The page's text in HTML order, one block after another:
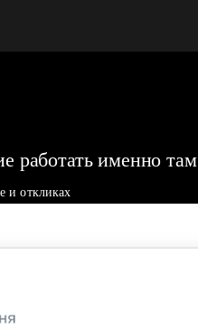
работать именно там
и откликах